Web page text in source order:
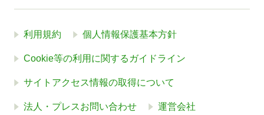
利用規約 個人情報保護基本方針
Cookie等の利用に関するガイドライン
サイトアクセス情報の取得について
法人・プレスお問い合わせ 運営会社